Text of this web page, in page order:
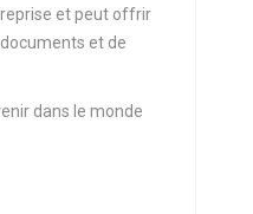
et peut offrir
et de
dans le monde